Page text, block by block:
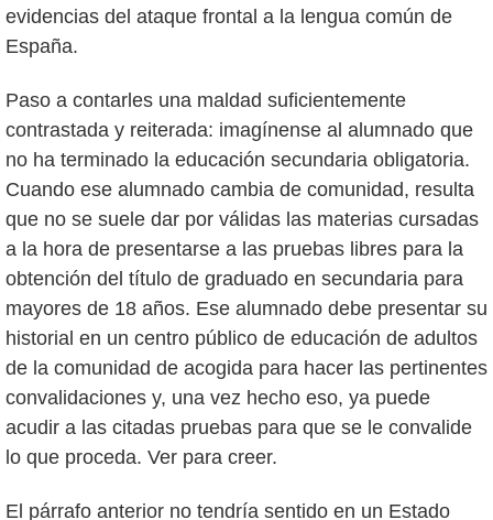
evidencias del ataque frontal a la lengua común de
España.
Paso a contarles una maldad suficientemente
contrastada y reiterada: imagínense al alumnado que
no ha terminado la educación secundaria obligatoria.
Cuando ese alumnado cambia de comunidad, resulta
que no se suele dar por válidas las materias cursadas
a la hora de presentarse a las pruebas libres para la
obtención del título de graduado en secundaria para
mayores de 18 años. Ese alumnado debe presentar su
historial en un centro público de educación de adultos
de la comunidad de acogida para hacer las pertinentes
convalidaciones y, una vez hecho eso, ya puede
acudir a las citadas pruebas para que se le convalide
lo que proceda. Ver para creer.
El párrafo anterior no tendría sentido en un Estado